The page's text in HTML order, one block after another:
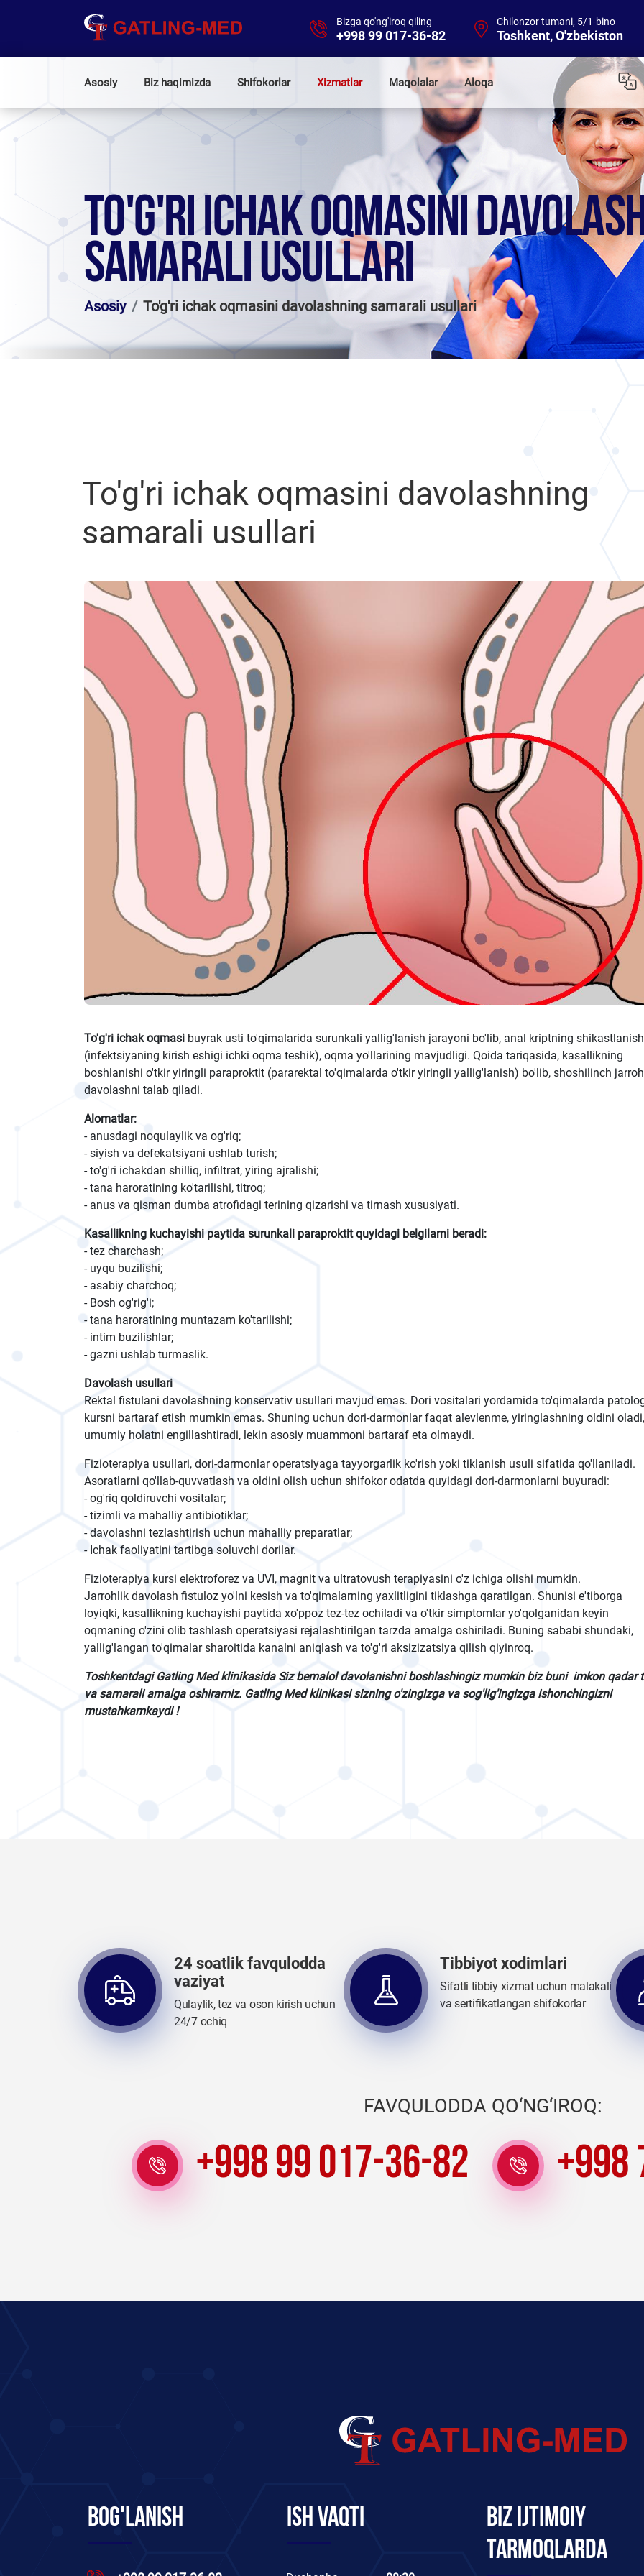
Bizga qo'ng'iroq qiling
+998 99 017-36-82
Chilonzor tumani, 5/1-bino
Toshkent, O'zbekiston
Asosiy Biz haqimizda Shifokorlar Xizmatlar Maqolalar Aloqa
TO'G'RI ICHAK OQMASINI
SAMARALI USULLARI
Asosiy To'g'ri ichak oqmasini davolashning samarali usullari
To'g'ri ichak oqmasini davolashning
samarali usullari
To'g'ri ichak oqmasi buyrak usti to'qimalarida surunkali yallig'lanish jarayoni bo'lib, anal kriptning
(infektsiyaning kirish eshigi ichki oqma teshik), oqma yo'llarining mavjudligi. Qoida tariqasida, kasallikning
boshlanishi o'tkir yiringli paraproktit (pararektal to'qimalarda o'tkir yiringli yallig'lanish) bo'lib, shoshilinch
davolashni talab qiladi.
Alomatlar:
- anusdagi noqulaylik va og'riq;
- siyish va defekatsiyani ushlab turish;
- to'g'ri ichakdan shilliq, infiltrat, yiring ajralishi;
- tana haroratining ko'tarilishi, titroq;
- anus va qisman dumba atrofidagi terining qizarishi va tirnash xususiyati.
Kasallikning kuchayishi paytida surunkali paraproktit quyidagi belgilarni beradi:
- tez charchash;
- uyqu buzilishi;
- asabiy charchoq;
- Bosh og'rig'i;
- tana haroratining muntazam ko'tarilishi;
- intim buzilishlar;
- gazni ushlab turmaslik.
Davolash usullari
Rektal fistulani davolashning konservativ usullari mavjud emas. Dori vositalari yordamida to'qimalarda
kursni bartaraf etish mumkin emas. Shuning uchun dori-darmonlar faqat alevlenme, yiringlashning oldini oladi,
umumiy holatni engillashtiradi, lekin asosiy muammoni bartaraf eta olmaydi.
Fizioterapiya usullari, dori-darmonlar operatsiyaga tayyorgarlik ko'rish yoki tiklanish usuli sifatida qo'llaniladi.
Asoratlarni qo'llab-quvvatlash va oldini olish uchun shifokor odatda quyidagi dori-darmonlarni buyuradi:
- og'riq qoldiruvchi vositalar;
- tizimli va mahalliy antibiotiklar;
- davolashni tezlashtirish uchun mahalliy preparatlar;
- Ichak faoliyatini tartibga soluvchi dorilar.
Fizioterapiya kursi elektroforez va UVI, magnit va ultratovush terapiyasini o'z ichiga olishi mumkin.
Jarrohlik davolash fistuloz yo'lni kesish va to'qimalarning yaxlitligini tiklashga qaratilgan. Shunisi e'tiborga
loyiqki, kasallikning kuchayishi paytida xo'ppoz tez-tez ochiladi va o'tkir simptomlar yo'qolganidan keyin
oqmaning o'zini olib tashlash operatsiyasi rejalashtirilgan tarzda amalga oshiriladi. Buning sababi shundaki,
yallig'langan to'qimalar sharoitida kanalni aniqlash va to'g'ri aksizizatsiya qilish qiyinroq.
Toshkentdagi Gatling Med klinikasida Siz bemalol davolanishni boshlashingiz mumkin biz buni imkon qadar
va samarali amalga oshiramiz. Gatling Med klinikasi sizning o'zingizga va sog'lig'ingizga ishonchingizni
mustahkamkaydi !
24 soatlik favqulodda
vaziyat
Qulaylik, tez va oson kirish uchun
24/7 ochiq
Tibbiyot xodimlari
Sifatli tibbiy xizmat uchun malakali
va sertifikatlangan shifokorlar
FAVQULODDA QO‘NG‘IROQ:
+998 99 017-36-82 +998
Bog'lanish Ish vaqti
Biz ijtimoiy
tarmoqlarda